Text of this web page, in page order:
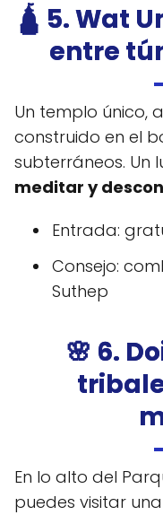
🛕 5. Wat
entre
Un templo único,
construido en el
subterráneos. Un
meditar y
Entrada:
Consejo:
Suthep
🌸 6.
En lo alto del
puedes visitar